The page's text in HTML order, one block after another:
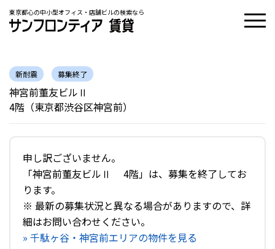
東京都心の中小型オフィス・店舗ビルの検索なら
新耐震 募集終了
神宮前董友ビルⅡ
4階（東京都渋谷区神宮前）
申し訳ございません。
「神宮前董友ビルⅡ 4階」は、募集を終了してお
ります。
※ 最新の募集状況と異なる場合がありますので、詳
細はお問い合わせください。
» 千駄ヶ谷・神宮前エリアの物件を見る